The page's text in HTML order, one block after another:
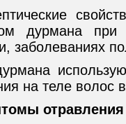
дурмана при
заболеваниях
на теле волос
отравления